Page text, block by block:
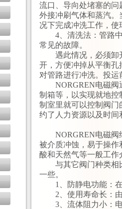
流口、导向处堵塞的
外接冲刷气体和蒸汽
况下完成冲洗工作，使
4、清洗法：管路中
常见的故障。
遇此情况，必须卸开
开，方便冲掉从平衡
对管路进行冲洗。投
NORGREN电磁阀通
制箱等，以实现就地
制室里就可以控制阀
约了人力资源以及时间
NORGREN电磁阀结
被介质冲蚀，易于操
酸和天然气等一般工
与其它阀门种类相比
一些。
1、防静电功能：在
2、使用寿命长：由
3、流体阻力小：电